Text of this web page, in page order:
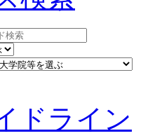
ドライン